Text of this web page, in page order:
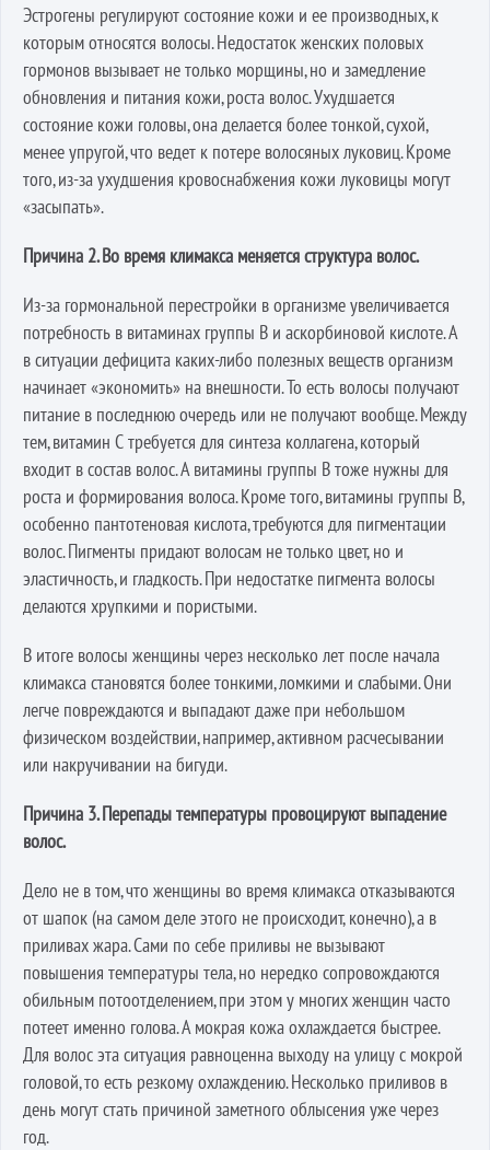
Эстрогены регулируют состояние кожи и ее производных, к
которым относятся волосы. Недостаток женских половых
гормонов вызывает не только морщины, но и замедление
обновления и питания кожи, роста волос. Ухудшается
состояние кожи головы, она делается более тонкой, сухой,
менее упругой, что ведет к потере волосяных луковиц. Кроме
того, из-за ухудшения кровоснабжения кожи луковицы могут
«засыпать».
Причина 2. Во время климакса меняется структура волос.
Из-за гормональной перестройки в организме увеличивается
потребность в витаминах группы В и аскорбиновой кислоте. А
в ситуации дефицита каких-либо полезных веществ организм
начинает «экономить» на внешности. То есть волосы получают
питание в последнюю очередь или не получают вообще. Между
тем, витамин С требуется для синтеза коллагена, который
входит в состав волос. А витамины группы В тоже нужны для
роста и формирования волоса. Кроме того, витамины группы В,
особенно пантотеновая кислота, требуются для пигментации
волос. Пигменты придают волосам не только цвет, но и
эластичность, и гладкость. При недостатке пигмента волосы
делаются хрупкими и пористыми.
В итоге волосы женщины через несколько лет после начала
климакса становятся более тонкими, ломкими и слабыми. Они
легче повреждаются и выпадают даже при небольшом
физическом воздействии, например, активном расчесывании
или накручивании на бигуди.
Причина 3. Перепады температуры провоцируют выпадение
волос.
Дело не в том, что женщины во время климакса отказываются
от шапок (на самом деле этого не происходит, конечно), а в
приливах жара. Сами по себе приливы не вызывают
повышения температуры тела, но нередко сопровождаются
обильным потоотделением, при этом у многих женщин часто
потеет именно голова. А мокрая кожа охлаждается быстрее.
Для волос эта ситуация равноценна выходу на улицу с мокрой
головой, то есть резкому охлаждению. Несколько приливов в
день могут стать причиной заметного облысения уже через
год.